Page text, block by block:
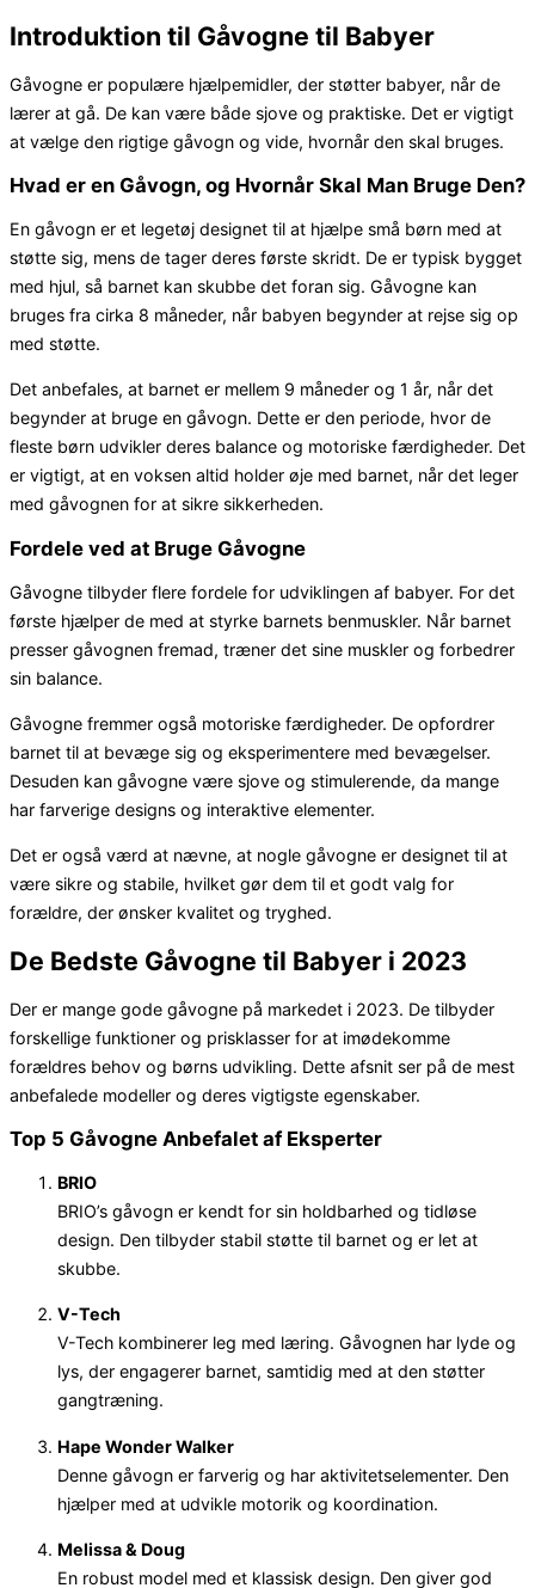
Introduktion til Gåvogne til Babyer
Gåvogne er populære hjælpemidler, der støtter babyer, når de
lærer at gå. De kan være både sjove og praktiske. Det er vigtigt
at vælge den rigtige gåvogn og vide, hvornår den skal bruges.
Hvad er en Gåvogn, og Hvornår Skal Man Bruge Den?
En gåvogn er et legetøj designet til at hjælpe små børn med at
støtte sig, mens de tager deres første skridt. De er typisk bygget
med hjul, så barnet kan skubbe det foran sig. Gåvogne kan
bruges fra cirka 8 måneder, når babyen begynder at rejse sig op
med støtte.
Det anbefales, at barnet er mellem 9 måneder og 1 år, når det
begynder at bruge en gåvogn. Dette er den periode, hvor de
fleste børn udvikler deres balance og motoriske færdigheder. Det
er vigtigt, at en voksen altid holder øje med barnet, når det leger
med gåvognen for at sikre sikkerheden.
Fordele ved at Bruge Gåvogne
Gåvogne tilbyder flere fordele for udviklingen af babyer. For det
første hjælper de med at styrke barnets benmuskler. Når barnet
presser gåvognen fremad, træner det sine muskler og forbedrer
sin balance.
Gåvogne fremmer også motoriske færdigheder. De opfordrer
barnet til at bevæge sig og eksperimentere med bevægelser.
Desuden kan gåvogne være sjove og stimulerende, da mange
har farverige designs og interaktive elementer.
Det er også værd at nævne, at nogle gåvogne er designet til at
være sikre og stabile, hvilket gør dem til et godt valg for
forældre, der ønsker kvalitet og tryghed.
De Bedste Gåvogne til Babyer i 2023
Der er mange gode gåvogne på markedet i 2023. De tilbyder
forskellige funktioner og prisklasser for at imødekomme
forældres behov og børns udvikling. Dette afsnit ser på de mest
anbefalede modeller og deres vigtigste egenskaber.
Top 5 Gåvogne Anbefalet af Eksperter
BRIO
BRIO’s gåvogn er kendt for sin holdbarhed og tidløse
design. Den tilbyder stabil støtte til barnet og er let at
skubbe.
V-Tech
V-Tech kombinerer leg med læring. Gåvognen har lyde og
lys, der engagerer barnet, samtidig med at den støtter
gangtræning.
Hape Wonder Walker
Denne gåvogn er farverig og har aktivitetselementer. Den
hjælper med at udvikle motorik og koordination.
Melissa & Doug
En robust model med et klassisk design. Den giver god